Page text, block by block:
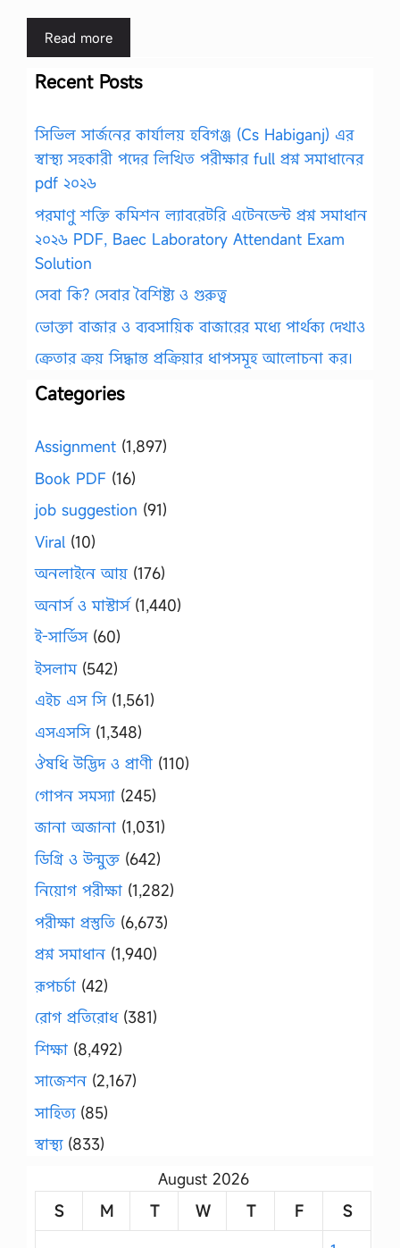
Read more
Recent Posts
সিভিল সার্জনের কার্যালয় হবিগঞ্জ (Cs Habiganj) এর
স্বাস্থ্য সহকারী পদের লিখিত পরীক্ষার full প্রশ্ন সমাধানের
pdf ২০২৬
পরমাণু শক্তি কমিশন ল্যাবরেটরি এটেনডেন্ট প্রশ্ন সমাধান
২০২৬ PDF, Baec Laboratory Attendant Exam
Solution
সেবা কি? সেবার বৈশিষ্ট্য ও গুরুত্ব
ভোক্তা বাজার ও ব্যবসায়িক বাজারের মধ্যে পার্থক্য দেখাও
ক্রেতার ক্রয় সিদ্ধান্ত প্রক্রিয়ার ধাপসমূহ আলোচনা কর।
Categories
Assignment (1,897)
Book PDF (16)
job suggestion (91)
Viral (10)
অনলাইনে আয় (176)
অনার্স ও মাস্টার্স(1,440)
ই-সার্ভিস(60)
ইসলাম(542)
এইচ এস সি(1,561)
এসএসসি(1,348)
ঔষধি উদ্ভিদ ও প্রাণী (110)
গোপন সমস্যা (245)
জানা অজানা (1,031)
ডিগ্রি ও উন্মুক্ত (642)
নিয়োগ পরীক্ষা (1,282)
পরীক্ষা প্রস্তুতি (6,673)
প্রশ্ন সমাধান (1,940)
রূপচর্চা (42)
রোগ প্রতিরোধ(381)
শিক্ষা (8,492)
সাজেশন (2,167)
সাহিত্য(85)
স্বাস্থ্য(833)
August 2026
S
M T W T F
S